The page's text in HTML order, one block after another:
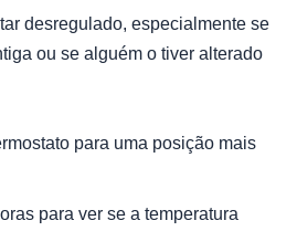
desregulado, especialmente se
ou se alguém o tiver alterado
para uma posição mais
para ver se a temperatura